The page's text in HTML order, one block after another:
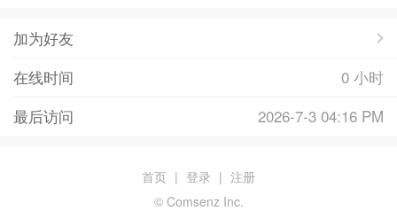
加为好友
在线时间
0 小时
最后访问
2026-7-3 04:16 PM
首页 | 登录 | 注册
© Comsenz Inc.